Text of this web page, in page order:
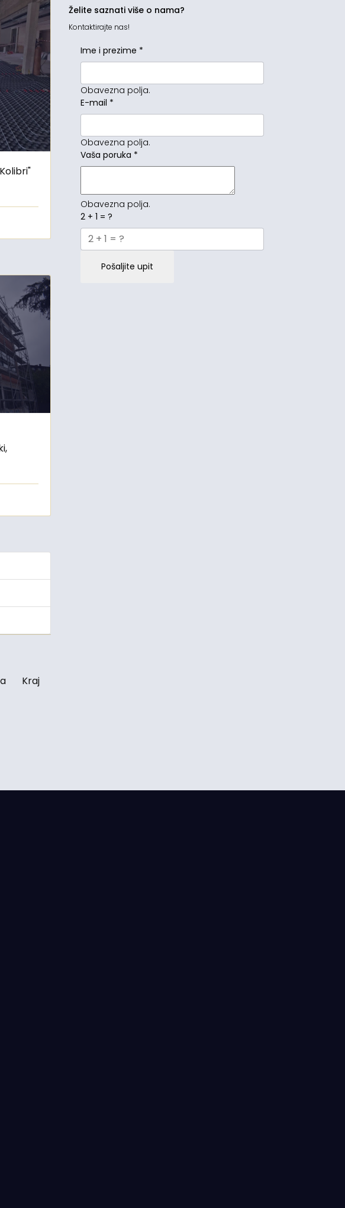
Kraj
Želite saznati više o nama?
Kontaktirajte nas!
Ime i prezime *
Obavezna polja.
E-mail *
Obavezna polja.
Vaša poruka *
Obavezna polja.
2 + 1 = ?
Pošaljite upit